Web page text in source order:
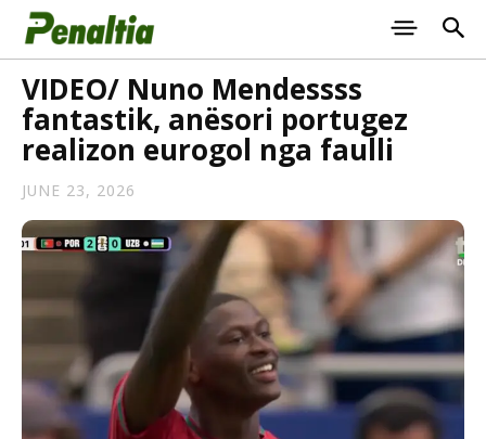
VIDEO/ Nuno Mendessss
fantastik, anësori portugez
realizon eurogol nga faulli
JUNE 23, 2026